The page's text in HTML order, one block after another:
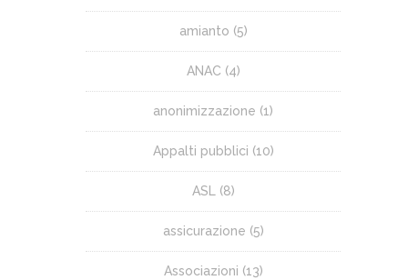
amianto (5)
ANAC (4)
anonimizzazione (1)
Appalti pubblici (10)
ASL(8)
assicurazione (5)
Associazioni (13)